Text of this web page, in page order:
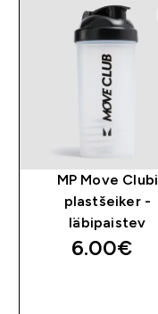
MP Move Clubi
plastšeiker -
läbipaistev
6.00€‎